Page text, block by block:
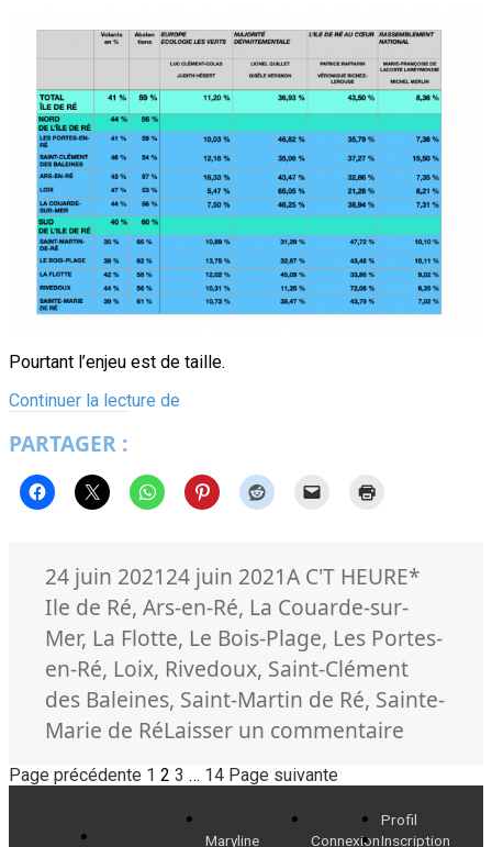
Pourtant l’enjeu est de taille.
Continuer la lecture de
de
Ré,
tour…
renversant
PARTAGER :
Publié
le
24 juin 202124 juin 2021Catégories
A C'T HEUREMots-
clés
*
Ile de Ré,Ars-en-Ré, La Couarde-sur-
Mer, La Flotte, Le Bois-Plage, Les Portes-
en-Ré, Loix, Rivedoux, Saint-Clément
des Baleines, Saint-Martin de Ré, Sainte-
Marie de RéLaisser un commentaire
à
Pagination
Page précédente Page
1 Page
2 Page
3 … Page
14 Page suivante
Maryline Connexion
Profil
Inscription